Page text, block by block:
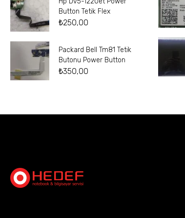
Button Tetik Flex
₺250,00
Packard Bell Tm81 Tetik
Butonu Power Button
₺350,00